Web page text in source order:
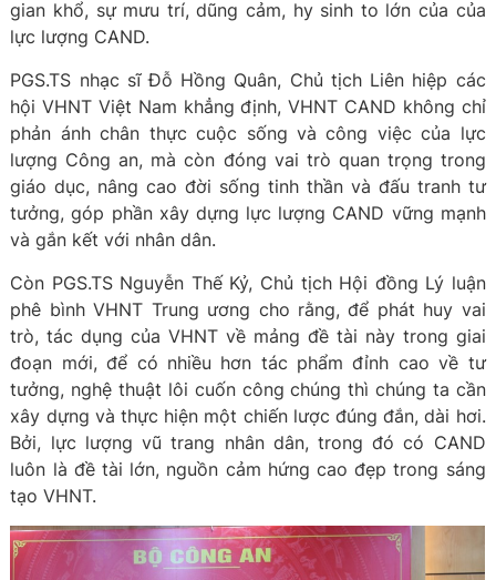
gian khổ, sự mưu trí, dũng cảm, hy sinh to lớn của của
lực lượng CAND.
PGS.TS nhạc sĩ Đỗ Hồng Quân, Chủ tịch Liên hiệp các
hội VHNT Việt Nam khẳng định, VHNT CAND không chỉ
phản ánh chân thực cuộc sống và công việc của lực
lượng Công an, mà còn đóng vai trò quan trọng trong
giáo dục, nâng cao đời sống tinh thần và đấu tranh tư
tưởng, góp phần xây dựng lực lượng CAND vững mạnh
và gắn kết với nhân dân.
Còn PGS.TS Nguyễn Thế Kỷ, Chủ tịch Hội đồng Lý luận
phê bình VHNT Trung ương cho rằng, để phát huy vai
trò, tác dụng của VHNT về mảng đề tài này trong giai
đoạn mới, để có nhiều hơn tác phẩm đỉnh cao về tư
tưởng, nghệ thuật lôi cuốn công chúng thì chúng ta cần
xây dựng và thực hiện một chiến lược đúng đắn, dài hơi.
Bởi, lực lượng vũ trang nhân dân, trong đó có CAND
luôn là đề tài lớn, nguồn cảm hứng cao đẹp trong sáng
tạo VHNT.